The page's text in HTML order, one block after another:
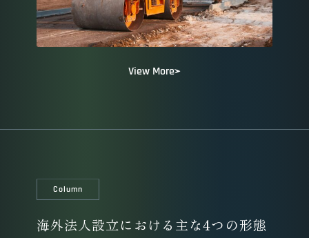
View More
Column
海外法人設立における主な4つの形態